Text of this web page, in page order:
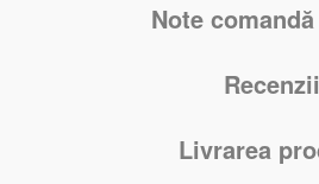
Note
Livrarea